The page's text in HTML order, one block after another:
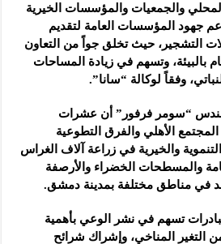
والجمعيات والمؤسسات الخيرية
جهود المؤسسات العامة لتقديم
التشجير، حيث تخلق جواً من التعاون
بالبيئة، وتسهم في زيادة المساحات
وفقاً لوكالة “سانا”.
“سومر فرفور” أن عشرات
الأهلي والفرق التطوعية
والخيرية في زراعة آلاف الغراس
والمسطحات الخضراء والأرصفة
في مناطق مختلفة بمدينة دمشق.
تسهم في نشر الوعي بأهمية
التغير المناخي، وإشراك شرائح